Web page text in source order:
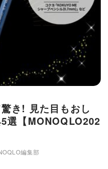
き! 見た目もおし
選【MONOQLO202
編集部